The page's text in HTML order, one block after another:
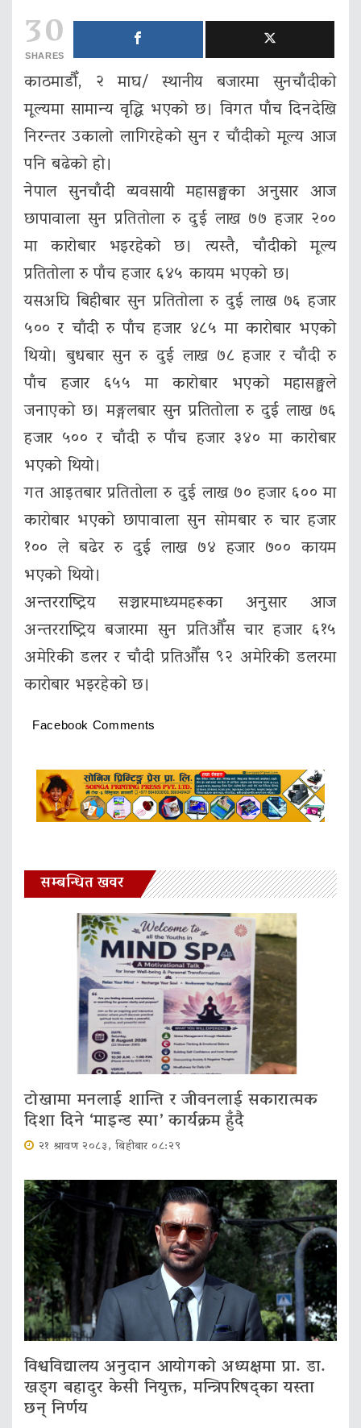
30
SHARES
काठमाडौँ, २ माघ/ स्थानीय बजारमा सुनचाँदीको
मूल्यमा सामान्य वृद्धि भएको छ। विगत पाँच दिनदेखि
निरन्तर उकालो लागिरहेको सुन र चाँदीको मूल्य आज
पनि बढेको हो।
नेपाल सुनचाँदी व्यवसायी महासङ्घका अनुसार आज
छापावाला सुन प्रतितोला रु दुई लाख ७७ हजार २००
मा कारोबार भइरहेको छ। त्यस्तै, चाँदीको मूल्य
प्रतितोला रु पाँच हजार ६४५ कायम भएको छ।
यसअघि बिहीबार सुन प्रतितोला रु दुई लाख ७६ हजार
५०० र चाँदी रु पाँच हजार ४८५ मा कारोबार भएको
थियो। बुधबार सुन रु दुई लाख ७८ हजार र चाँदी रु
पाँच हजार ६५५ मा कारोबार भएको महासङ्घले
जनाएको छ। मङ्गलबार सुन प्रतितोला रु दुई लाख ७६
हजार ५०० र चाँदी रु पाँच हजार ३४० मा कारोबार
भएको थियो।
गत आइतबार प्रतितोला रु दुई लाख ७० हजार ६०० मा
कारोबार भएको छापावाला सुन सोमबार रु चार हजार
१०० ले बढेर रु दुई लाख ७४ हजार ७०० कायम
भएको थियो।
अन्तरराष्ट्रिय सञ्चारमाध्यमहरूका अनुसार आज
अन्तरराष्ट्रिय बजारमा सुन प्रतिऔँस चार हजार ६१५
अमेरिकी डलर र चाँदी प्रतिऔँस ९२ अमेरिकी डलरमा
कारोबार भइरहेको छ।
Facebook Comments
सम्बन्धित खवर
टोखामा मनलाई शान्ति र जीवनलाई सकारात्मक
दिशा दिने ‘माइन्ड स्पा’ कार्यक्रम हुँदै
२१ श्रावण २०८३, बिहीबार ०८:२९
विश्वविद्यालय अनुदान आयोगको अध्यक्षमा प्रा. डा.
खड्ग बहादुर केसी नियुक्त, मन्त्रिपरिषद्का यस्ता
छन् निर्णय